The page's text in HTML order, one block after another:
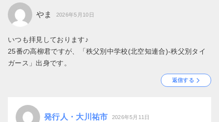
やま 2026年5月10日
いつも拝見しております♪
25番の高柳君ですが、「秩父別中学校(北空知連合)-秩父別タイ
ガース」出身です。
返信する
発行人・大川祐市 2026年5月11日